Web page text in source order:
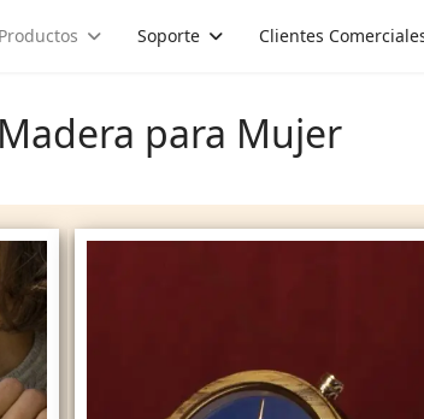
Productos Soporte Clientes
para Mujer